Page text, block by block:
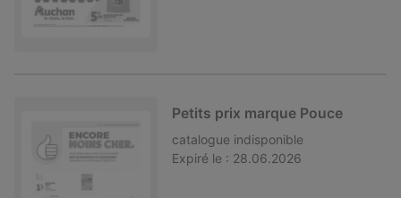
Petits prix marque Pouce
catalogue indisponible
Expiré le : 28.06.2026